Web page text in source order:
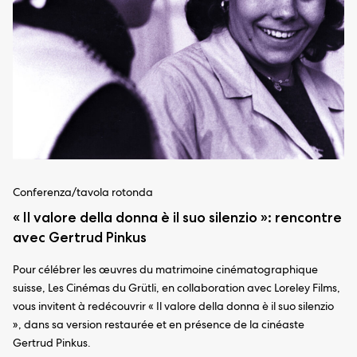
Conferenza/tavola rotonda
« Il valore della donna è il suo silenzio »: rencontre
avec Gertrud Pinkus
Pour célébrer les œuvres du matrimoine cinématographique
suisse, Les Cinémas du Grütli, en collaboration avec Loreley Films,
vous invitent à redécouvrir « Il valore della donna è il suo silenzio
», dans sa version restaurée et en présence de la cinéaste
Gertrud Pinkus.